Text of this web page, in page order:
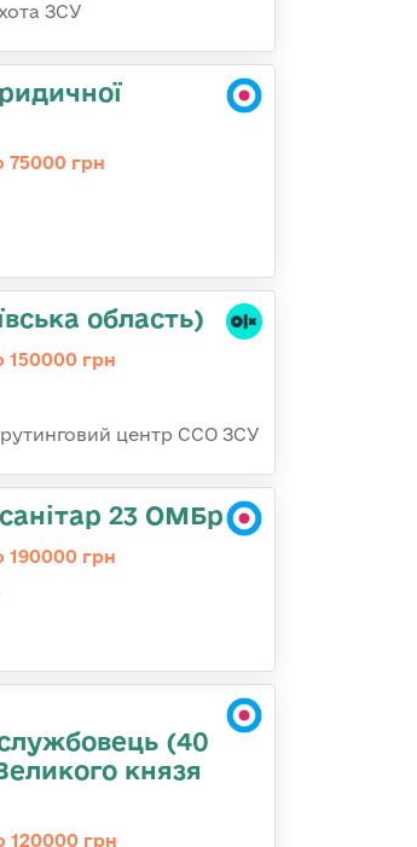
ЗСУ
75000 грн
область)
150000 грн
центр ССО ЗСУ
23 ОМБр
190000 грн
(40
князя
120000 грн